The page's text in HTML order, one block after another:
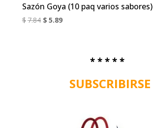
Sazón Goya (10 paq varios sabores)
$7.84 El
$ 5.89El
* * * * *
SUBSCRIBIRSE